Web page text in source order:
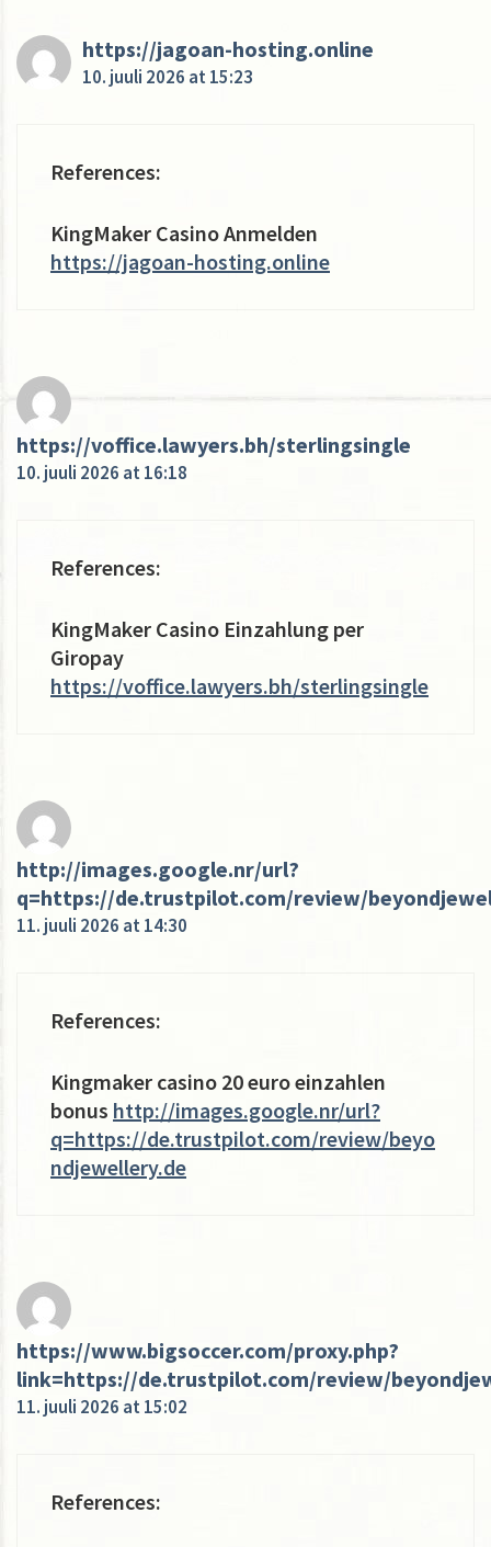
https://jagoan-hosting.online
10. juuli 2026 at 15:23
References:
KingMaker Casino Anmelden
https://jagoan-hosting.online
https://voffice.lawyers.bh/sterlingsingle
10. juuli 2026 at 16:18
References:
KingMaker Casino Einzahlung per
Giropay
https://voffice.lawyers.bh/sterlingsingle
http://images.google.nr/url?
q=https://de.trustpilot.com/review/
11. juuli 2026 at 14:30
References:
Kingmaker casino 20 euro einzahlen
bonus http://images.google.nr/url?
q=https://de.trustpilot.com/review/beyo
ndjewellery.de
https://www.bigsoccer.com/proxy.php?
link=https://de.trustpilot.com/review/
11. juuli 2026 at 15:02
References: